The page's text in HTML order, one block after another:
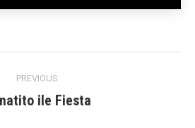
PREVIOUS
Previous
ile Fiesta